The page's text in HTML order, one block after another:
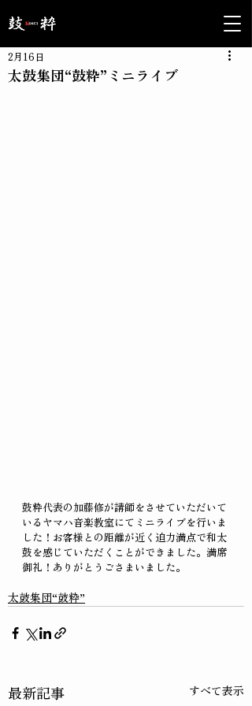
太鼓集団“鼓粋”ミニライブ
2月16日
鼓粋代表の加藤修が講師をさせていただいて
いるヤマハ音楽教室にてミニライブを行いま
した！お客様との距離が近く迫力満点で和太
鼓を感じていただくことができました。満席
御礼！ありがとうごさまいました。
太鼓集団“鼓粋”
最新記事 すべて表示